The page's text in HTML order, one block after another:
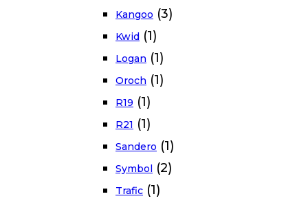
Kangoo (3)
Kwid (1)
Logan (1)
Oroch (1)
R19 (1)
R21 (1)
Sandero (1)
Symbol (2)
Trafic (1)